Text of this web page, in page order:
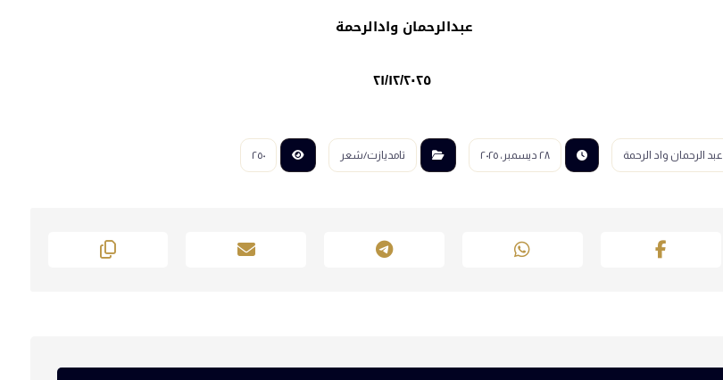
عبدالرحمان وادالرحمة
٢١/١٢/٢٠٢٥
عبد الرحمان واد الرحمة ٢٨ ديسمبر، ٢٠٢٥ تامديازت/شعر ٢٥٠